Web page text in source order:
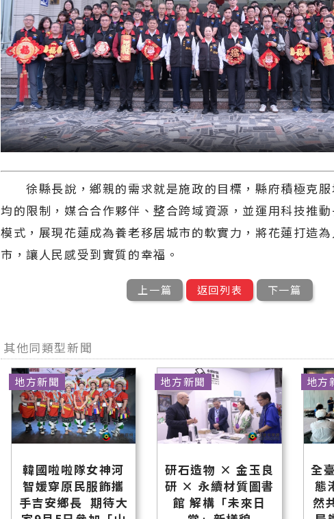
徐縣長說，鄉親的需求就是施政的目標，縣府積極克服
均的限制，媒合合作夥伴、整合跨域資源，並運用科技推
模式，展現花蓮成為養老移居城市的軟實力，將花蓮打造
市，讓人民感受到實質的幸福。
上一篇 返回列表 下一篇
其他同類型新聞
韓國啦啦隊女神河
智媛穿原民服飾攜
手吉安鄉長 期待大
地方新聞
研石造物 × 金玉良
研 × 永續材質圖書
館 解構「未來日
地方新聞
全
態
然
地方